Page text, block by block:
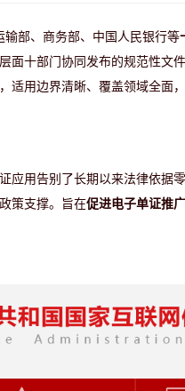
输部、商务部、中国人民银行等
面十部门协同发布的规范性文
，适用边界清晰、覆盖领域全面
应用告别了长期以来法律依据
策支撑。 旨在促进电子单证推